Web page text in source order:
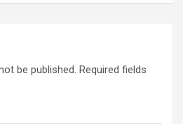
be published. Required fields